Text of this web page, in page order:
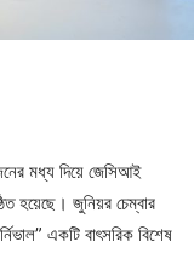
মধ্য দিয়ে জেসিআই
হয়েছে। জুনিয়র চেম্বার
একটি বাৎসরিক বিশেষ